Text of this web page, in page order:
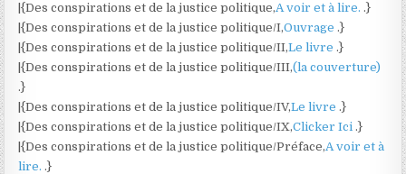
|{Des conspirations et de la justice politique,A voir et à lire..}
|{Des conspirations et de la justice politique/I,Ouvrage.}
|{Des conspirations et de la justice politique/II,Le livre.}
|{Des conspirations et de la justice politique/III,(la couverture)
.}
|{Des conspirations et de la justice politique/IV,Le livre.}
|{Des conspirations et de la justice politique/IX,Clicker Ici.}
|{Des conspirations et de la justice politique/Préface,A voir et à
lire..}